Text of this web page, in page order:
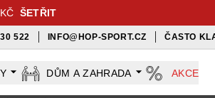
ŠETŘIT
522 INFO@HOP-SPORT.CZ ČASTO
DŮM A ZAHRADA AKCE